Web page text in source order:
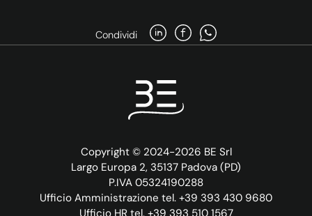
Condividi
Copyright © 2024-2026 BE Srl
Largo Europa 2, 35137 Padova (PD)
P.IVA 05324190288
Ufficio Amministrazione tel. +39 393 430 9680